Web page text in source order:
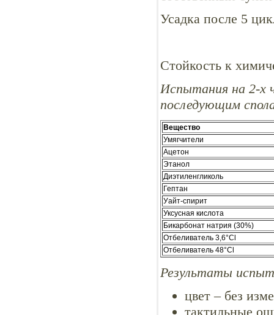
Усадка после 5
Стойкость к
Испытания на 2-х
последующим
Вещество
Умягчители
Ацетон
Этанол
Диэтиленгликоль
Гептан
Уайт-спирит
Уксусная кислота
Бикарбонат натрия (30%)
Отбеливатель 3,6°Cl
Отбеливатель 48°Cl
Результаты
цвет – без
тактильные